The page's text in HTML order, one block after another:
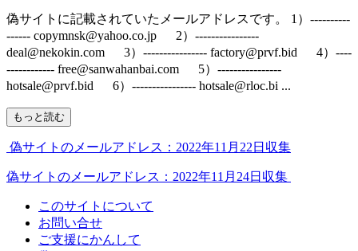
偽サイトに記載されていたメールアドレスです。 1）----------
------ copymnsk@yahoo.co.jp 2）----------------
deal@nekokin.com 3）---------------- factory@prvf.bid 4）----
------------ free@sanwahanbai.com 5）----------------
hotsale@prvf.bid 6）---------------- hotsale@rloc.bi ...
もっと読む
偽サイトのメールアドレス：2022年11月22日収集
偽サイトのメールアドレス：2022年11月24日収集
このサイトについて
お問い合せ
ご支援にかんして